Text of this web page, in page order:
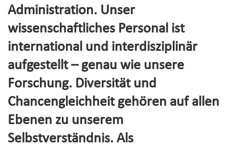
Administration. Unser
wissenschaftliches Personal ist
international und interdisziplinär
aufgestellt – genau wie unsere
Forschung. Diversität und
Chancengleichheit gehören auf allen
Ebenen zu unserem
Selbstverständnis. Als